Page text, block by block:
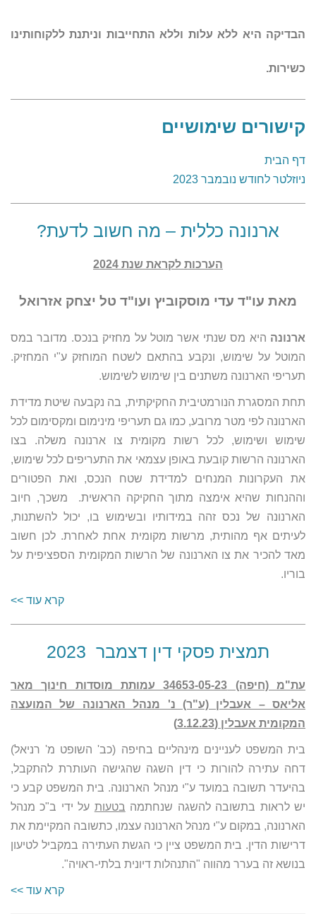
הבדיקה היא ללא עלות וללא התחייבות וניתנת ללקוחותינו
כשירות.
קישורים שימושיים
דף הבית
ניוזלטר לחודש נובמבר 2023
ארנונה כללית – מה חשוב לדעת?
הערכות לקראת שנת 2024
מאת עו"ד עדי מוסקוביץ ועו"ד טל יצחק אזרואל
ארנונה היא מס שנתי אשר מוטל על מחזיק בנכס. מדובר במס
המוטל על שימוש, ונקבע בהתאם לשטח המוחזק ע"י המחזיק.
תעריפי הארנונה משתנים בין שימוש לשימוש.
תחת המסגרת הנורמטיבית החקיקתית, בה נקבעה שיטת מדידת
הארנונה לפי מטר מרובע, כמו גם תעריפי מינימום ומקסימום לכל
שימוש ושימוש, לכל רשות מקומית צו ארנונה משלה. בצו
הארנונה הרשות קובעת באופן עצמאי את התעריפים לכל שימוש,
את העקרונות המנחים למדידת שטח הנכס, ואת הפטורים
וההנחות שהיא אימצה מתוך החקיקה הראשית. משכך, חיוב
הארנונה של נכס זהה במידותיו ובשימוש בו, יכול להשתנות,
לעיתים אף מהותית, מרשות מקומית אחת לאחרת. לכן חשוב
מאד להכיר את צו הארנונה של הרשות המקומית הספציפית על
בוריו.
קרא עוד >>
תמצית פסקי דין דצמבר 2023
עת"מ (חיפה) 34653-05-23 עמותת מוסדות חינוך מאר
אליאס – אעבלין (ע"ר) נ' מנהל הארנונה של המועצה
המקומית אעבלין (3.12.23)
בית המשפט לעניינים מינהליים בחיפה (כב' השופט מ' רניאל)
דחה עתירה להורות כי דין השגה שהגישה העותרת להתקבל,
בהיעדר תשובה במועד ע"י מנהל הארנונה. בית המשפט קבע כי
יש לראות בתשובה להשגה שנחתמה בטעות על ידי ב"כ מנהל
הארנונה, במקום ע"י מנהל הארנונה עצמו, כתשובה המקיימת את
דרישות הדין. בית המשפט ציין כי הגשת העתירה במקביל לטיעון
בנושא זה בערר מהווה "התנהלות דיונית בלתי-ראויה".
קרא עוד >>